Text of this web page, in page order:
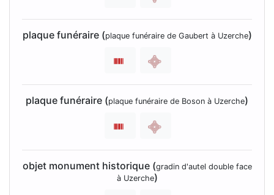
plaque funéraire (plaque funéraire de Gaubert à Uzerche)
plaque funéraire (plaque funéraire de Boson à Uzerche)
objet monument historique (gradin d'autel double face
à Uzerche)